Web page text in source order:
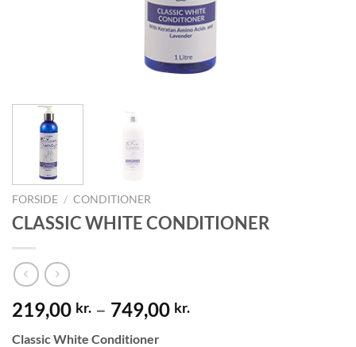
FORSIDE / CONDITIONER
CLASSIC WHITE CONDITIONER
219,00 kr. – 749,00 kr.
Classic White Conditioner